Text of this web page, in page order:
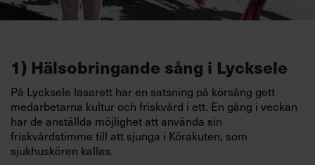
1) Hälsobringande sång i Lycksele
På Lycksele lasarett har en satsning på körsång gett
medarbetarna kultur och friskvård i ett. En gång i veckan
har de anställda möjlighet att använda sin
friskvårdstimme till att sjunga i Körakuten, som
sjukhuskören kallas.